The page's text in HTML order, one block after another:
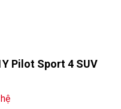
Pilot Sport 4 SUV